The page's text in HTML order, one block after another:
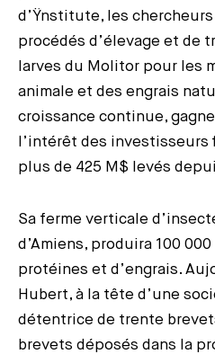
d’Ÿnstitute, les
procédés d’élevage et de
larves du Molitor pour les
animale et des engrais
croissance continue,
l’intérêt des investisseurs
plus de 425 M$ levés
Sa ferme verticale
d’Amiens, produira 100
protéines et d’engrais.
Hubert, à la tête d’une
détentrice de trente
brevets déposés dans la